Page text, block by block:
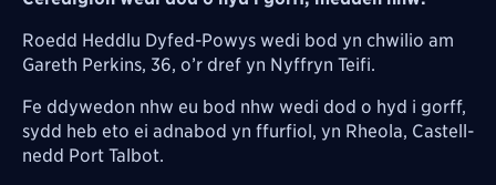
Roedd Heddlu Dyfed-Powys wedi bod yn chwilio am
Gareth Perkins, 36, o’r dref yn Nyffryn Teifi.
Fe ddywedon nhw eu bod nhw wedi dod o hyd i gorff,
sydd heb eto ei adnabod yn ffurfiol, yn Rheola, Castell-
nedd Port Talbot.